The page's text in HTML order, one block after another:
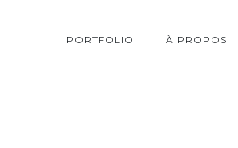
PORTFOLIO À PROPOS